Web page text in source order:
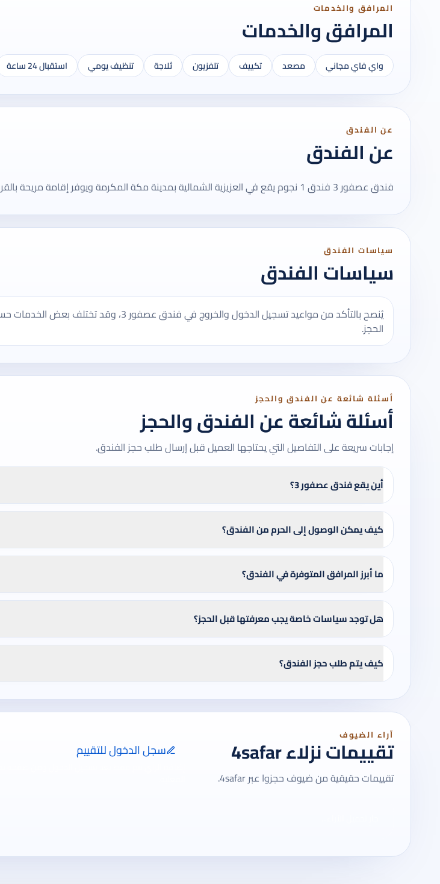
المرافق والخدمات
المرافق والخدمات
واي فاي مجاني مصعد تكييف تلفزيون ثلاجة تنظيف يومي استقبال 24 ساعة
عن الفندق
عن الفندق
فندق عصفور 3 فندق 1 نجوم يقع في العزيزية الشمالية بمدينة مكة المكرمة ويوفر إقامة مريحة بالقرب من المسجد الحرام.
سياسات الفندق
سياسات الفندق
يُنصح بالتأكد من مواعيد تسجيل الدخول والخروج في فندق عصفور 3،
الحجز.
أسئلة شائعة عن الفندق والحجز
أسئلة شائعة عن الفندق والحجز
إجابات سريعة على التفاصيل التي يحتاجها العميل قبل إرسال طلب حجز الفندق.
أين يقع فندق عصفور 3؟
كيف يمكن الوصول إلى الحرم من الفندق؟
ما أبرز المرافق المتوفرة في الفندق؟
هل توجد سياسات خاصة يجب معرفتها قبل الحجز؟
كيف يتم طلب حجز الفندق؟
آراء الضيوف
تقييمات نزلاء 4safar
تقييمات حقيقية من ضيوف حجزوا عبر 4safar.
سجل الدخول للتقييم